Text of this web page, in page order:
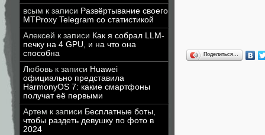
всым к записи Развёртывание своего
MTProxy Telegram со статистикой
Алексей к записи Как я собрал LLM-
печку на 4 GPU, и на что она
способна
Любовь к записи Huawei
официально представила
HarmonyOS 7: какие смартфоны
получат её первыми
Артем к записи Бесплатные боты,
чтобы раздеть девушку по фото в
2024
Поделиться…